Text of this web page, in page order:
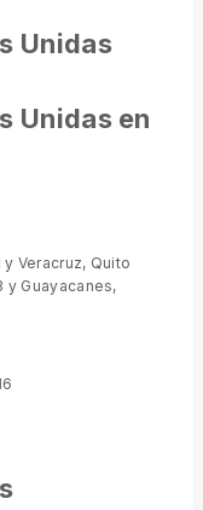
Unidas
Unidas en
Veracruz, Quito
y Guayacanes,